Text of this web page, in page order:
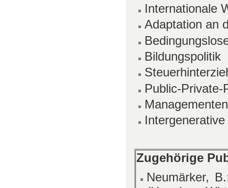
Internationale
Adaptation an
Bildungspolitik
Public-Private-
Zugehörige
Neumärker,